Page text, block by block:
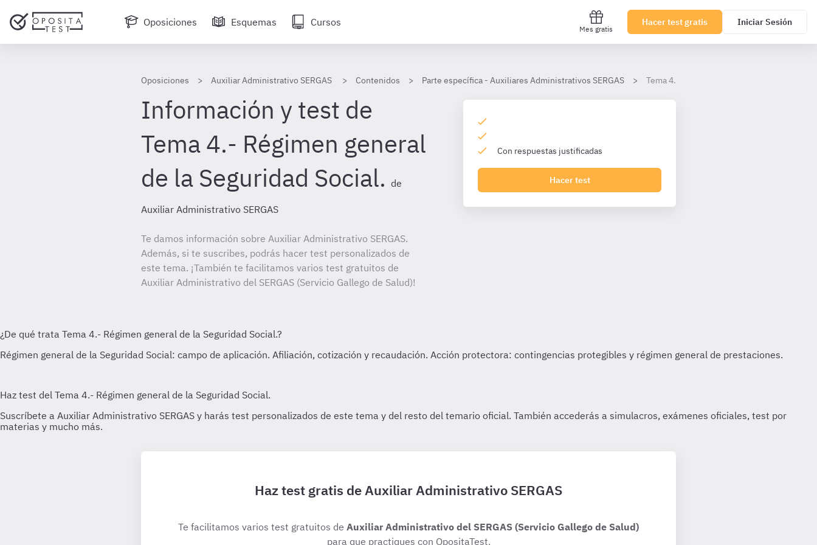
Oposiciones Esquemas Cursos
Mes gratis
Hacer test gratis Iniciar Sesión
Oposiciones Auxiliar Administrativo SERGAS Contenidos Parte específica - Auxiliares Administrativos SERGAS Tema 4.- Régimen general de la Seguridad
Información y test de
Tema 4.- Régimen general
de la Seguridad Social. de
Auxiliar Administrativo SERGAS
Te damos información sobre Auxiliar Administrativo SERGAS.
Además, si te suscribes, podrás hacer test personalizados de
este tema. ¡También te facilitamos varios test gratuitos de
Auxiliar Administrativo del SERGAS (Servicio Gallego de Salud)!
Con respuestas justificadas
Hacer test
Haz test gratis de Auxiliar Administrativo SERGAS
Te facilitamos varios test gratuitos de Auxiliar Administrativo del SERGAS (Servicio Gallego de Salud)
para que practiques con OpositaTest.